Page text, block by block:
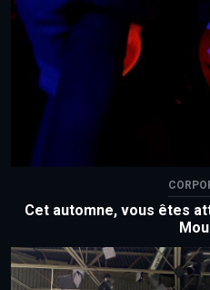
Cet automne, vous êtes